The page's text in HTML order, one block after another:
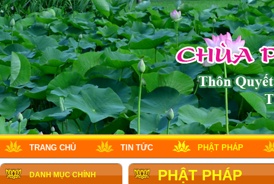
TRANG CHỦ TIN TỨC PHẬT PHÁP
DANH MỤC CHÍNH PHẬT PHÁP